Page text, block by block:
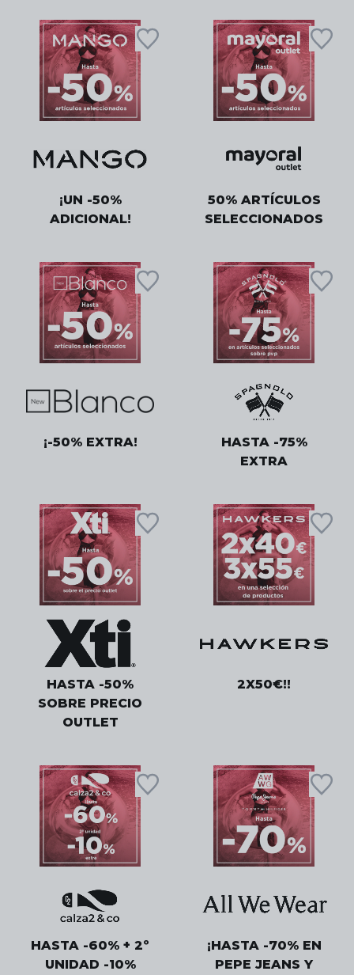
¡UN -50%
ADICIONAL!
50% ARTÍCULOS
SELECCIONADOS
¡-50% EXTRA!
HASTA -75%
EXTRA
HASTA -50%
SOBRE PRECIO
OUTLET
2X50€!!
HASTA -60% + 2º
UNIDAD -10%
¡HASTA -70% EN
PEPE JEANS Y